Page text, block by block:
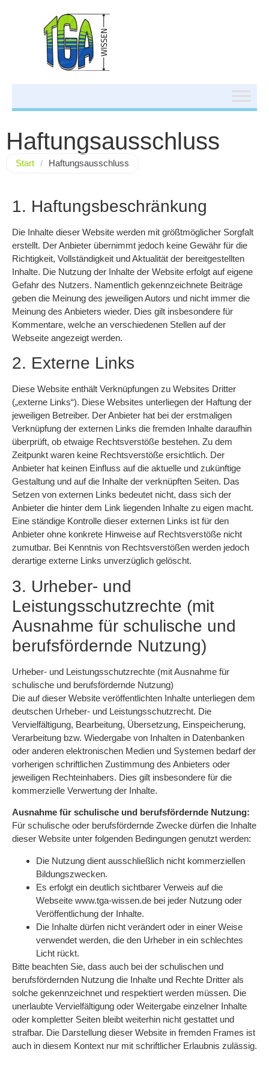
Haftungsausschluss
Start / Haftungsausschluss
1. Haftungsbeschränkung
Die Inhalte dieser Website werden mit größtmöglicher Sorgfalt
erstellt. Der Anbieter übernimmt jedoch keine Gewähr für die
Richtigkeit, Vollständigkeit und Aktualität der bereitgestellten
Inhalte. Die Nutzung der Inhalte der Website erfolgt auf eigene
Gefahr des Nutzers. Namentlich gekennzeichnete Beiträge
geben die Meinung des jeweiligen Autors und nicht immer die
Meinung des Anbieters wieder. Dies gilt insbesondere für
Kommentare, welche an verschiedenen Stellen auf der
Webseite angezeigt werden.
2. Externe Links
Diese Website enthält Verknüpfungen zu Websites Dritter
(„externe Links“). Diese Websites unterliegen der Haftung der
jeweiligen Betreiber. Der Anbieter hat bei der erstmaligen
Verknüpfung der externen Links die fremden Inhalte daraufhin
überprüft, ob etwaige Rechtsverstöße bestehen. Zu dem
Zeitpunkt waren keine Rechtsverstöße ersichtlich. Der
Anbieter hat keinen Einfluss auf die aktuelle und zukünftige
Gestaltung und auf die Inhalte der verknüpften Seiten. Das
Setzen von externen Links bedeutet nicht, dass sich der
Anbieter die hinter dem Link liegenden Inhalte zu eigen macht.
Eine ständige Kontrolle dieser externen Links ist für den
Anbieter ohne konkrete Hinweise auf Rechtsverstöße nicht
zumutbar. Bei Kenntnis von Rechtsverstößen werden jedoch
derartige externe Links unverzüglich gelöscht.
3. Urheber- und
Leistungsschutzrechte (mit
Ausnahme für schulische und
berufsfördernde Nutzung)
Urheber- und Leistungsschutzrechte (mit Ausnahme für
schulische und berufsfördernde Nutzung)
Die auf dieser Website veröffentlichten Inhalte unterliegen dem
deutschen Urheber- und Leistungsschutzrecht. Die
Vervielfältigung, Bearbeitung, Übersetzung, Einspeicherung,
Verarbeitung bzw. Wiedergabe von Inhalten in Datenbanken
oder anderen elektronischen Medien und Systemen bedarf der
vorherigen schriftlichen Zustimmung des Anbieters oder
jeweiligen Rechteinhabers. Dies gilt insbesondere für die
kommerzielle Verwertung der Inhalte.
Ausnahme für schulische und berufsfördernde Nutzung:
Für schulische oder berufsfördernde Zwecke dürfen die Inhalte
dieser Website unter folgenden Bedingungen genutzt werden:
Die Nutzung dient ausschließlich nicht kommerziellen
Bildungszwecken.
Es erfolgt ein deutlich sichtbarer Verweis auf die
Webseite www.tga-wissen.de bei jeder Nutzung oder
Veröffentlichung der Inhalte.
Die Inhalte dürfen nicht verändert oder in einer Weise
verwendet werden, die den Urheber in ein schlechtes
Licht rückt.
Bitte beachten Sie, dass auch bei der schulischen und
berufsfördernden Nutzung die Inhalte und Rechte Dritter als
solche gekennzeichnet und respektiert werden müssen. Die
unerlaubte Vervielfältigung oder Weitergabe einzelner Inhalte
oder kompletter Seiten bleibt weiterhin nicht gestattet und
strafbar. Die Darstellung dieser Website in fremden Frames ist
auch in diesem Kontext nur mit schriftlicher Erlaubnis zulässig.